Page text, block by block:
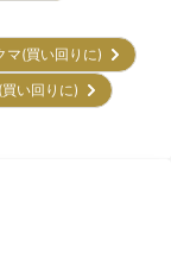
マ(買い回りに)
買い回りに)